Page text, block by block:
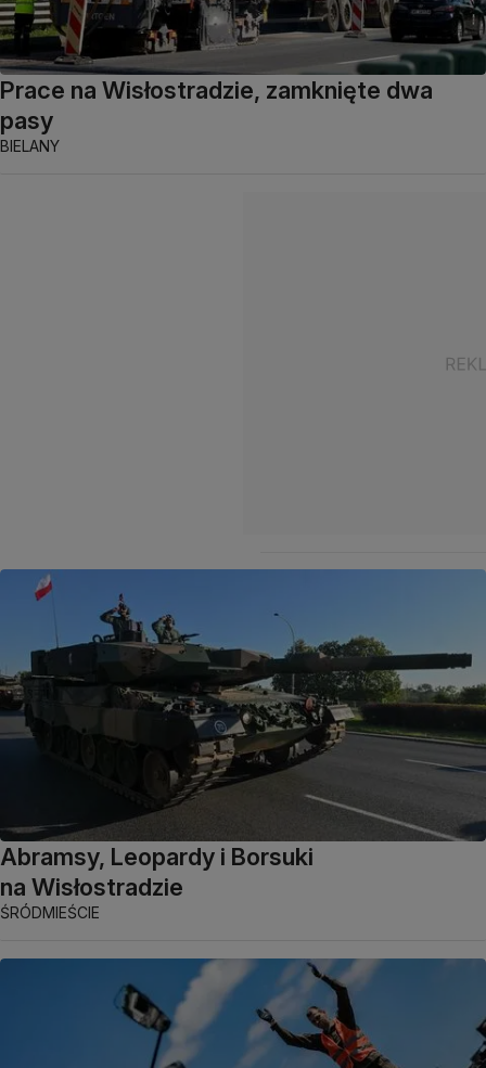
Prace na Wisłostradzie, zamknięte dwa
pasy
BIELANY
Abramsy, Leopardy i Borsuki
na Wisłostradzie
ŚRÓDMIEŚCIE